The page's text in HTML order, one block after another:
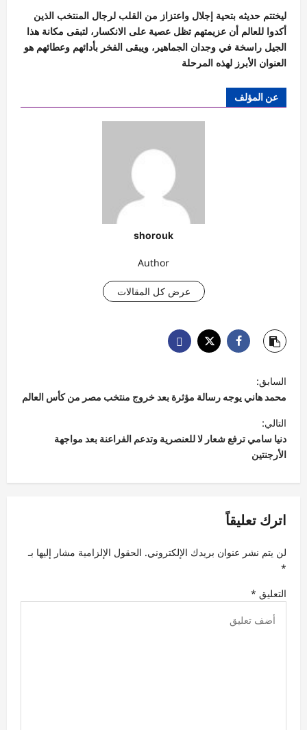
ليختتم حديثه بتحية إجلال واعتزاز من القلب لرجال المنتخب الذين
أكدوا للعالم أن عزيمتهم تظل عصية على الانكسار، لتبقى مكانة هذا
الجيل راسخة في وجدان الجماهير، ويبقى الفخر بأدائهم وعطائهم هو
العنوان الأبرز لهذه المرحلة
عن المؤلف
shorouk
Author
عرض كل المقالات
ت
ص
فّ
ح
ا
ل
ق
ل
ا
ت
السابق:
محمد هاني يوجه رسالة مؤثرة بعد خروج منتخب مصر من كأس العالم
التالي:
دنيا سامي ترفع شعار لا للعنصرية وتدعم الفراعنة بعد مواجهة
الأرجنتين
اترك تعليقاً
لن يتم نشر عنوان بريدك الإلكتروني. الحقول الإلزامية مشار إليها بـ
*
التعليق *